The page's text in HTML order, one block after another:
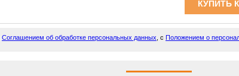
КУПИТЬ
Соглашением об обработке персональных данных , с Положением о